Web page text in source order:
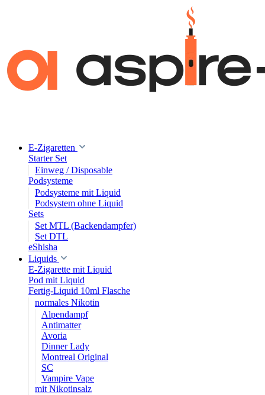
E-Zigaretten
Starter Set
Einweg / Disposable
Podsysteme
Podsysteme mit Liquid
Podsystem ohne Liquid
Sets
Set MTL (Backendampfer)
Set DTL
eShisha
Liquids
E-Zigarette mit Liquid
Pod mit Liquid
Fertig-Liquid 10ml Flasche
normales Nikotin
Alpendampf
Antimatter
Avoria
Dinner Lady
Montreal Original
SC
Vampire Vape
mit Nikotinsalz